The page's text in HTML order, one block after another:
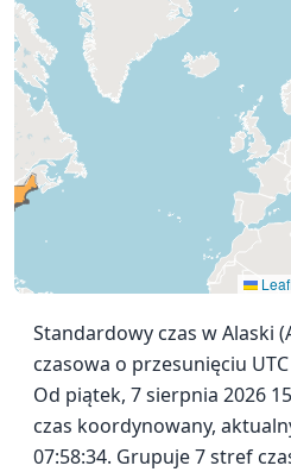
Standardowy czas w Alaski
czasowa o przesunięciu
Od piątek, 7 sierpnia 2026
czas koordynowany,
07:58:34. Grupuje 7 stref